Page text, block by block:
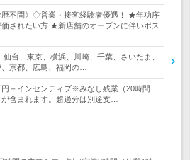
歴不問》◇営業・接客経験者優遇！ ★年功序
されたい方 ★新店舗のオープンに伴いポス
台、東京、横浜、川崎、千葉、さいたま、
京都、広島、福岡の…
円＋インセンティブ※みなし残業（20時間
含まれます。超過分は別途支…